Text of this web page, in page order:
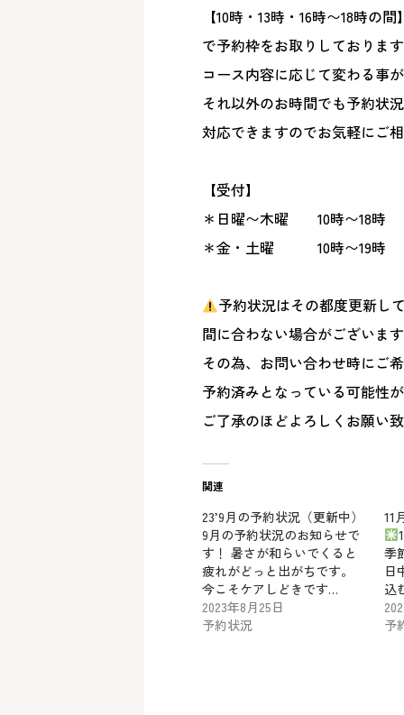
【10時・13時・16時〜18時の間
で予約枠をお取りしておりま
コース内容に応じて変わる事
それ以外のお時間でも予約状
対応できますのでお気軽にご
【受付】
＊日曜〜木曜 10時〜18時
＊金・土曜 10時〜19時
予約状況はその都度更新し
間に合わない場合がございま
その為、お問い合わせ時にご
予約済みとなっている可能性
ご了承のほどよろしくお願い
関連
23’9月の予約状況（更新中）
9月の予約状況のお知らせで
す！ 暑さが和らいでくると
疲れがどっと出がちです。
今こそケアしどきです…
2023年8月25日
予約状況
11
季
日
込
予